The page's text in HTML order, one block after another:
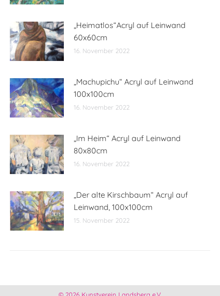
„Heimatlos“Acryl auf Leinwand
60x60cm
16. November 2022
„Machupichu“ Acryl auf Leinwand
100x100cm
16. November 2022
„Im Heim“ Acryl auf Leinwand
80x80cm
16. November 2022
„Der alte Kirschbaum“ Acryl auf
Leinwand, 100x100cm
15. November 2022